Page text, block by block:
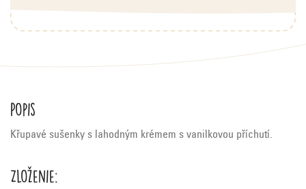
Popis
Křupavé sušenky s lahodným krémem s vanilkovou příchutí.
Zloženie: